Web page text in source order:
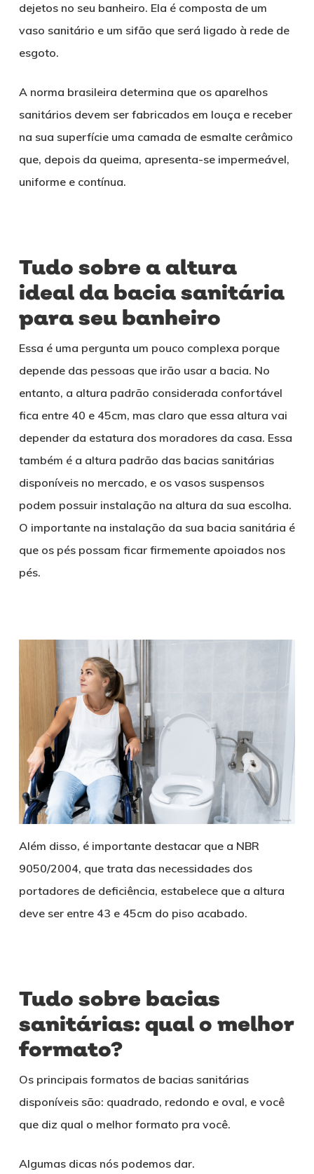
dejetos no seu banheiro. Ela é composta de um
vaso sanitário e um sifão que será ligado à rede de
esgoto.
A norma brasileira determina que os aparelhos
sanitários devem ser fabricados em louça e receber
na sua superfície uma camada de esmalte cerâmico
que, depois da queima, apresenta-se impermeável,
uniforme e contínua.
Tudo sobre a altura
ideal da bacia sanitária
para seu banheiro
Essa é uma pergunta um pouco complexa porque
depende das pessoas que irão usar a bacia. No
entanto, a altura padrão considerada confortável
fica entre 40 e 45cm, mas claro que essa altura vai
depender da estatura dos moradores da casa. Essa
também é a altura padrão das bacias sanitárias
disponíveis no mercado, e os vasos suspensos
podem possuir instalação na altura da sua escolha.
O importante na instalação da sua bacia sanitária é
que os pés possam ficar firmemente apoiados nos
pés.
Além disso, é importante destacar que a NBR
9050/2004, que trata das necessidades dos
portadores de deficiência, estabelece que a altura
deve ser entre 43 e 45cm do piso acabado.
Tudo sobre bacias
sanitárias: qual o melhor
formato?
Os principais formatos de bacias sanitárias
disponíveis são: quadrado, redondo e oval, e você
que diz qual o melhor formato pra você.
Algumas dicas nós podemos dar.